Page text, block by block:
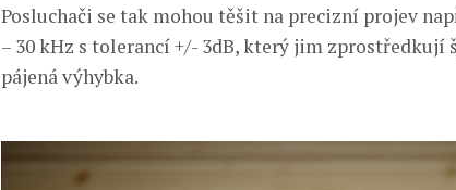
Posluchači se tak mohou těšit na precizní projev
– 30 kHz s tolerancí +/- 3dB, který jim zprostředkují
pájená výhybka.